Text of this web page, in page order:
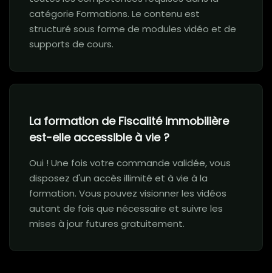
catégorie Formations. Le contenu est
structuré sous forme de modules vidéo et de
supports de cours.
La formation de Fiscalité Immobilière
est-elle accessible à vie ?
Oui ! Une fois votre commande validée, vous
disposez d'un accès illimité et à vie à la
formation. Vous pouvez visionner les vidéos
autant de fois que nécessaire et suivre les
mises à jour futures gratuitement.